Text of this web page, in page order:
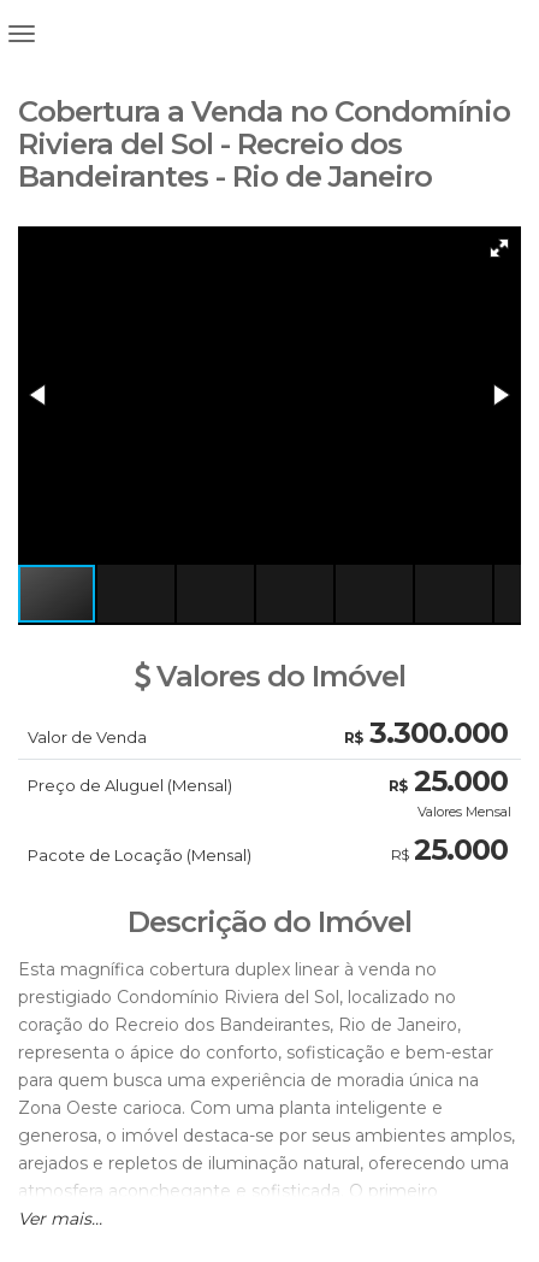
Cobertura a Venda no Condomínio
Riviera del Sol - Recreio dos
Bandeirantes - Rio de Janeiro
Valores do Imóvel
R$3.300.000
Valor de Venda
R$25.000
Preço de Aluguel (Mensal)
Valores Mensal
R$ 25.000
Pacote de Locação (Mensal)
Descrição do Imóvel
Esta magnífica cobertura duplex linear à venda no
prestigiado Condomínio Riviera del Sol, localizado no
coração do Recreio dos Bandeirantes, Rio de Janeiro,
representa o ápice do conforto, sofisticação e bem-estar
para quem busca uma experiência de moradia única na
Zona Oeste carioca. Com uma planta inteligente e
generosa, o imóvel destaca-se por seus ambientes amplos,
arejados e repletos de iluminação natural, oferecendo uma
atmosfera aconchegante e sofisticada. O primeiro
pavimento impressiona com um imenso salão
Ver mais...